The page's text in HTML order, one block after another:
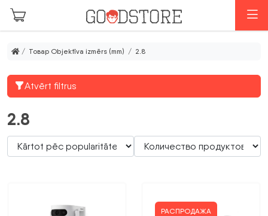
Перейти к основному содержанию
/ Товар Objektīva izmērs (mm) / 2.8
Atvērt filtrus
2.8
РАСПРОДАЖА